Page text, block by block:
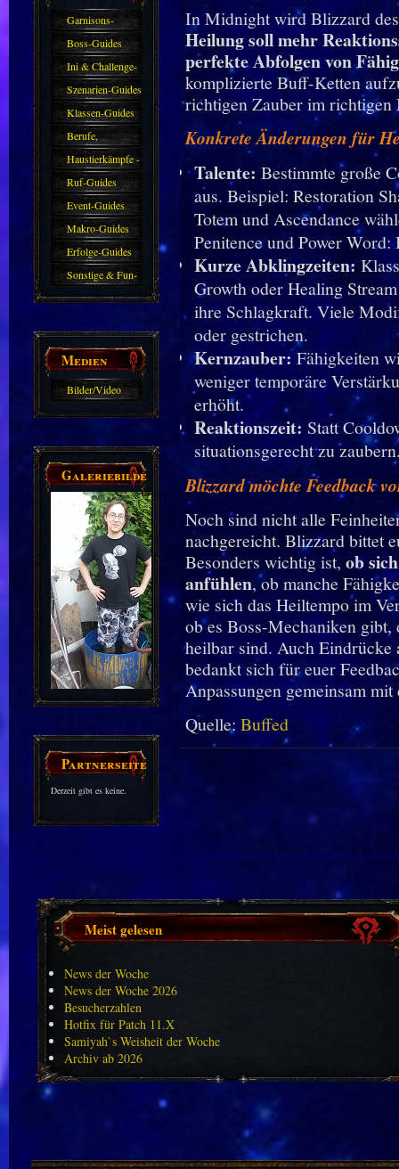
Garnisons-
Guides
Boss-Guides
Ini & Challenge-
Guides
Szenarien-Guides
Klassen-Guides
Berufe,
Farmkarten und
Haustiere
Haustierkämpfe -
Guide
Ruf-Guides
Event-Guides
Makro-Guides
Erfolge-Guides
Sonstige & Fun-
Guides
Medien
Bilder/Video
Galeriebilder
Partnerseiten
Derzeit gibt es keine.
In Midnight wird Blizzard
Heilung soll mehr
perfekte Abfolgen von
komplizierte Buff-Ketten
richtigen Zauber im richtigen
Konkrete Änderungen für
Talente: Bestimmte große
aus. Beispiel: Restoration
Totem und Ascendance
Penitence und Power Word:
Kurze Abklingzeiten:
Growth oder Healing
ihre Schlagkraft. Viele
oder gestrichen.
Kernzauber:Fähigkeiten
weniger temporäre
erhöht.
Reaktionszeit: Statt
situationsgerecht zu
Blizzard möchte Feedback
Noch sind nicht alle
nachgereicht. Blizzard bittet
Besonders wichtig ist, ob
anfühlen, ob manche
wie sich das Heiltempo im
ob es Boss-Mechaniken
heilbar sind. Auch Eindrücke
bedankt sich für euer
Anpassungen gemeinsam
Quelle: Buffed
Meist gelesen
News der Woche
News der Woche 2026
Besucherzahlen
Hotfix für Patch 11.X
Samiyah`s Weisheit der Woche
Archiv ab 2026